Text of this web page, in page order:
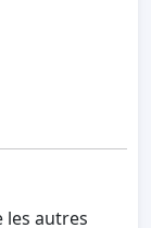
les autres